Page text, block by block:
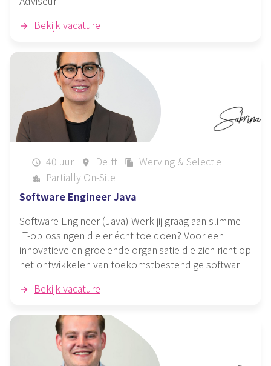
Bekijk vacature
schedule 40 uur place Delft file_copy Werving & Selectie
location_city
Partially On-Site
Software Engineer Java
Software Engineer (Java) Werk jij graag aan slimme
IT-oplossingen die er écht toe doen? Voor een
innovatieve en groeiende organisatie die zich richt op
het ontwikkelen van toekomstbestendige softwar
Bekijk vacature